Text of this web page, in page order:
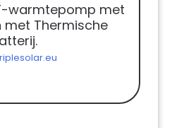
warmtepomp met
met Thermische